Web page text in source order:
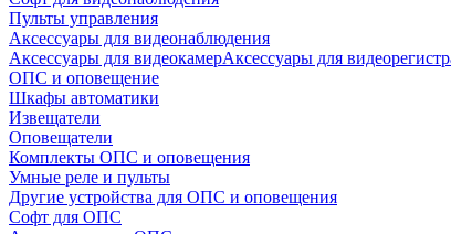
Пульты управления
Аксессуары для видеонаблюдения
Аксессуары для видеокамерАксессуары для
ОПС и оповещение
Шкафы автоматики
Извещатели
Оповещатели
Комплекты ОПС и оповещения
Умные реле и пульты
Другие устройства для ОПС и оповещения
Софт для ОПС